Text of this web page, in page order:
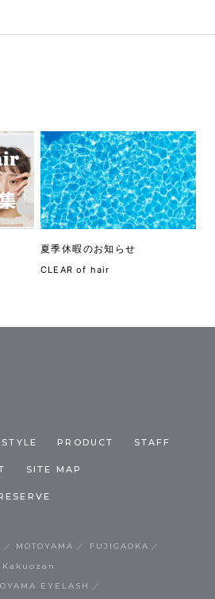
夏季休暇のお知らせ
CLEAR of hair
STYLE PRODUCT STAFF
SITE MAP
MOTOYAMA
FUJIGAOKA
Kakuozan
EYELASH